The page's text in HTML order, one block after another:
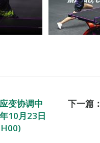
变协调中
10月23日
下一篇：